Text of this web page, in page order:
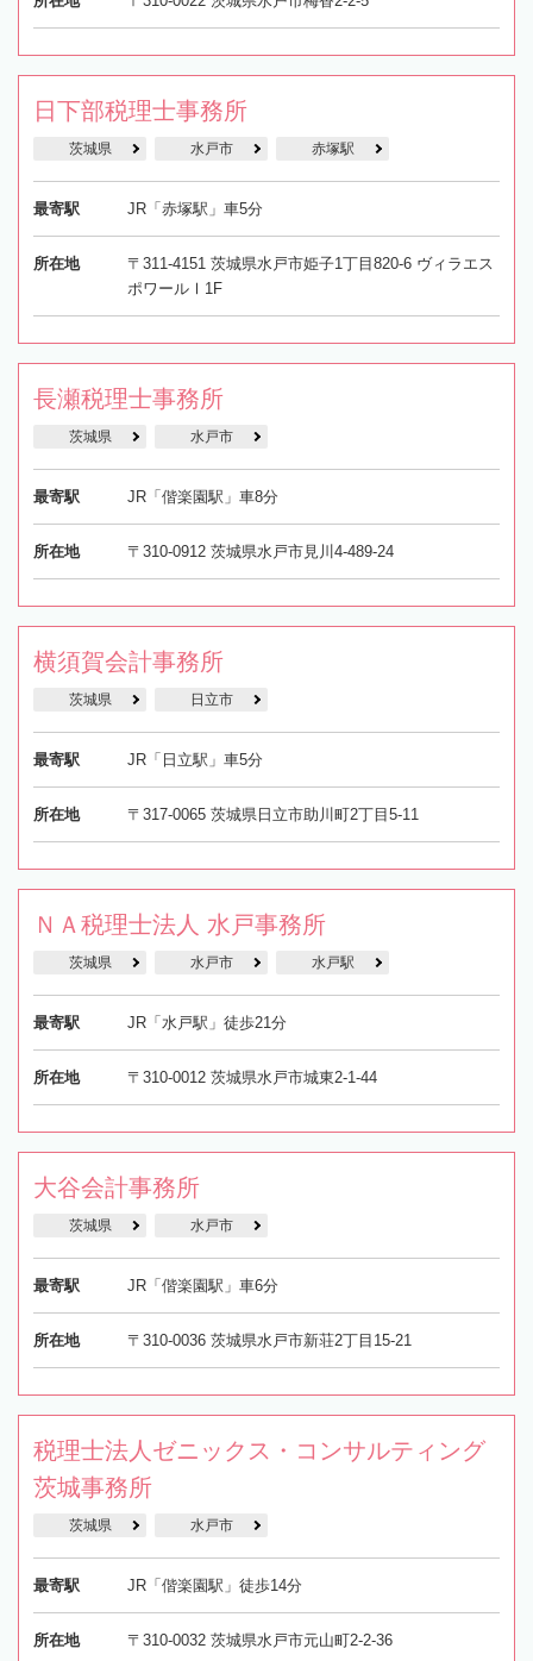
日下部税理士事務所
茨城県 水戸市 赤塚駅
最寄駅 JR「赤塚駅」車5分
所在地
〒311-4151 茨城県水戸市姫子1丁目820-6 ヴィラエス
ポワールⅠ1F
長瀬税理士事務所
茨城県 水戸市
最寄駅 JR「偕楽園駅」車8分
所在地 〒310-0912 茨城県水戸市見川4-489-24
横須賀会計事務所
茨城県 日立市
最寄駅 JR「日立駅」車5分
所在地 〒317-0065 茨城県日立市助川町2丁目5-11
ＮＡ税理士法人 水戸事務所
茨城県 水戸市 水戸駅
最寄駅 JR「水戸駅」徒歩21分
所在地 〒310-0012 茨城県水戸市城東2-1-44
大谷会計事務所
茨城県 水戸市
最寄駅 JR「偕楽園駅」車6分
所在地 〒310-0036 茨城県水戸市新荘2丁目15-21
税理士法人ゼニックス・コンサルティング
茨城事務所
茨城県 水戸市
最寄駅 JR「偕楽園駅」徒歩14分
所在地 〒310-0032 茨城県水戸市元山町2-2-36